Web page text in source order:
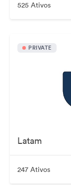
525 Ativos
PRIVATE
Latam
247 Ativos